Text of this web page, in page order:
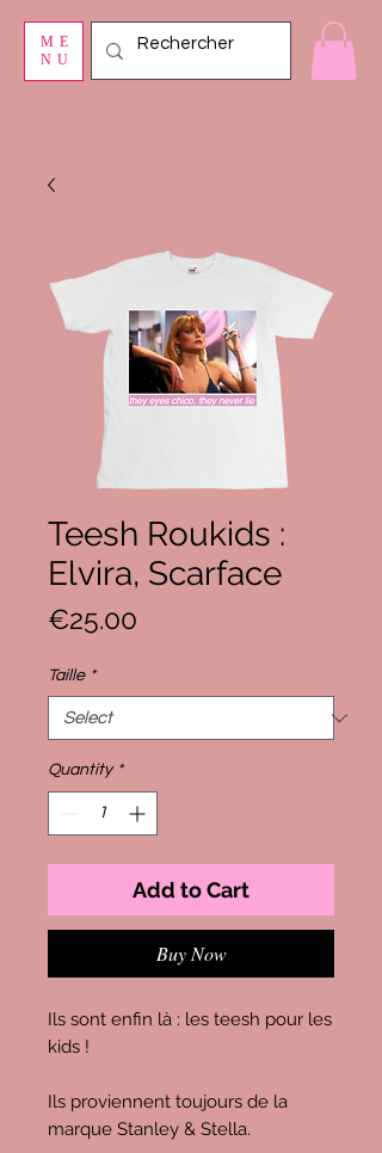
ME
NU
Teesh Roukids :
Elvira, Scarface
€25.00
Taille *
Quantity *
Add to Cart
Buy Now
Ils sont enfin là : les teesh pour les
kids !
Ils proviennent toujours de la
marque Stanley & Stella.